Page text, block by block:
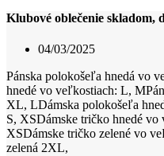
Klubové oblečenie skladom,
04/03/2025
Pánska polokošeľa hnedá vo
hnedé vo veľkostiach: L,
XL, LDámska polokošeľa
S, XSDámske tričko hnedé
XSDámske tričko zelené vo
zelená 2XL,